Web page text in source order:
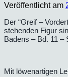
Veröffentlicht am
Der “Greif –
stehenden Figur
Badens – Bd. 11 –
Mit löwenartigen